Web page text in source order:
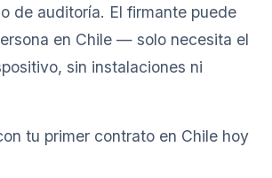
de auditoría. El firmante puede
en Chile — solo necesita el
sin instalaciones ni
tu primer contrato en Chile hoy